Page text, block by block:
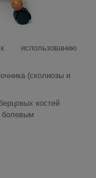
(сколиозы и
костей
болевым